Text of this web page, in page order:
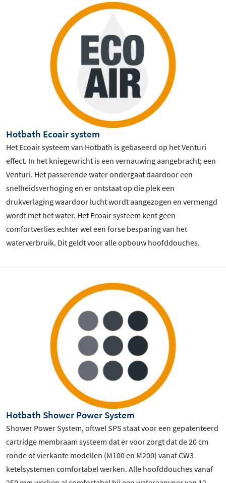
Hotbath Ecoair system
Het Ecoair systeem van Hotbath is gebaseerd op het Venturi
effect. In het kniegewricht is een vernauwing aangebracht; een
Venturi. Het passerende water ondergaat daardoor een
snelheidsverhoging en er ontstaat op die plek een
drukverlaging waardoor lucht wordt aangezogen en vermengd
wordt met het water. Het Ecoair systeem kent geen
comfortverlies echter wel een forse besparing van het
waterverbruik. Dit geldt voor alle opbouw hoofddouches.
Hotbath Shower Power System
Shower Power System, oftwel SPS staat voor een gepatenteerd
cartridge membraam systeem dat er voor zorgt dat de 20 cm
ronde of vierkante modellen (M100 en M200) vanaf CW3
ketelsystemen comfortabel werken. Alle hoofddouches vanaf